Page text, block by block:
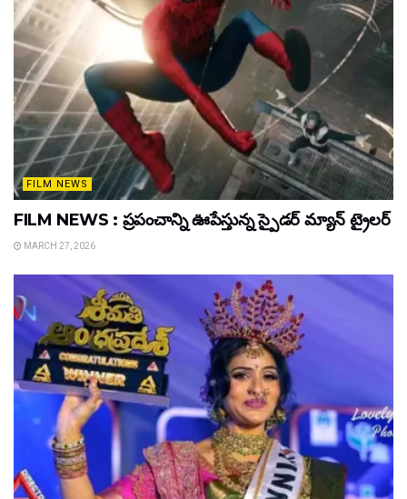
FILM NEWS
FILM NEWS : ప్రపంచాన్ని ఊపేస్తున్న స్పైడర్ మ్యాన్ ట్రైలర్
MARCH 27, 2026